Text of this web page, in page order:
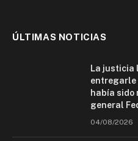
ÚLTIMAS NOTICIAS
La justicia
entregarle
había sido
general
04/08/2026